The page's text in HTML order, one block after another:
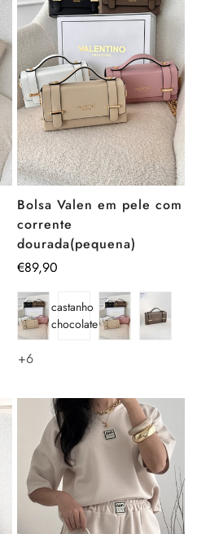
Bolsa Valen em pele com
corrente
dourada(pequena)
Preço
€89,90
castanho
chocolate
+6